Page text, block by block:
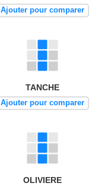
Ajouter pour comparer
TANCHE
Ajouter pour comparer
OLIVIERE